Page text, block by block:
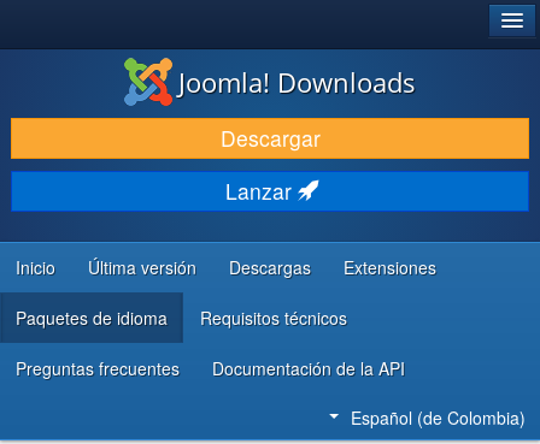
DESCARGAR
DESCUBRE Y APRENDE
COMUNIDAD Y AYUDA
RECURSOS PARA DESARROLLADORES
Joomla! Downloads
Descargar
Lanzar
Inicio Última versión Descargas Extensiones
Paquetes de idioma Requisitos técnicos
Preguntas frecuentes Documentación de la API
Español (de Colombia)